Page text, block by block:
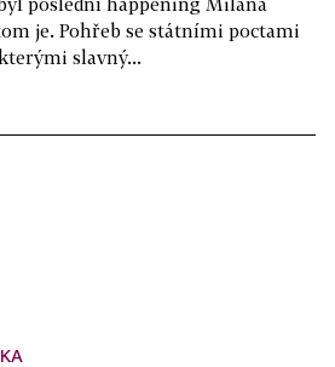
je. Pohřeb se státními poctami
slavný...